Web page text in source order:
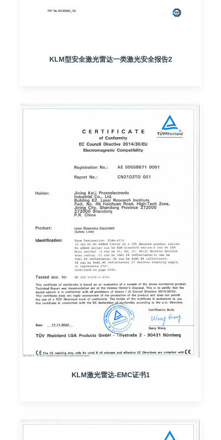
KLM型安全激光雷达一类激光安全报告2
KLM激光雷达-EMC证书1